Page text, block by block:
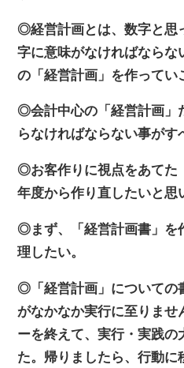
◎経営計画とは、数字と思
字に意味がなければならな
の「経営計画」を作ってい
◎会計中心の「経営計画」
らなければならない事がす
◎お客作りに視点をあてた
年度から作り直したいと思
◎まず、「経営計画書」を
理したい。
◎「経営計画」についての
がなかなか実行に至りませ
ーを終えて、実行・実践の
た。帰りましたら、行動に